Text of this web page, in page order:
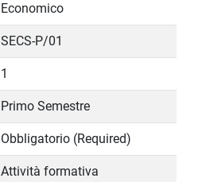
Economico
SECS-P/01
1
Primo Semestre
Obbligatorio (Required)
Attività formativa